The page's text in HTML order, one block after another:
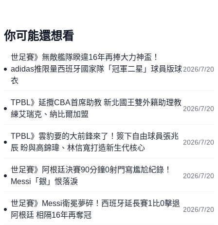
你可能還想看
世足賽》無敵艦隊睽違16年再捧大力神盃！
adidas推限量西班牙國家隊「冠軍二星」球員版球
衣
2026/7/20
TPBL》延攬CBA首席助教 新北國王雙外籍助理教
練艾瑞克、納比爾加盟
2026/7/20
TPBL》雲豹要的大前鋒來了！簽下自由球員張兆
辰 盼與高錦瑋、林信寬打造新生代核心
2026/7/20
世足賽》阿根廷決賽90分鐘0射門寫尷尬紀錄！
Messi「銀」恨落淚
2026/7/20
世足賽》Messi衛冕夢碎！西班牙延長賽1比0擊退
阿根廷 相隔16年再奪冠
2026/7/20